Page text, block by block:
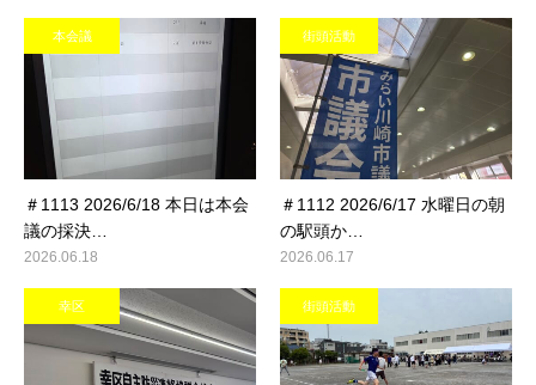
本会議
＃1113 2026/6/18 本日は本会
議の採決…
2026.06.18
街頭活動
＃1112 2026/6/17 水曜日の朝
の駅頭か…
2026.06.17
幸区 街頭活動